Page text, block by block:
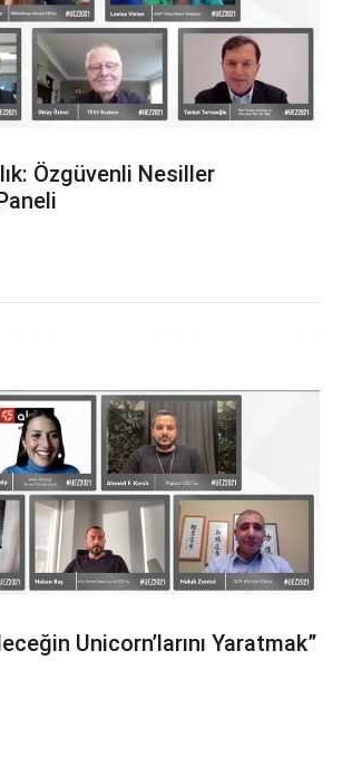
Özgüvenli Nesiller
Unicorn’larını Yaratmak”